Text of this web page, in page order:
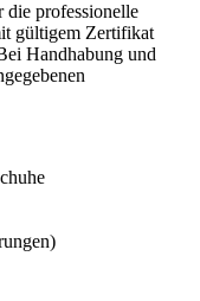
die professionelle
gültigem Zertifikat
Handhabung und